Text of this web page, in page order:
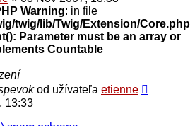
Warning: in file
twig/lib/Twig/Extension/Core.php
Parameter must be an array or
Countable
od užívateľa etienne
13:33